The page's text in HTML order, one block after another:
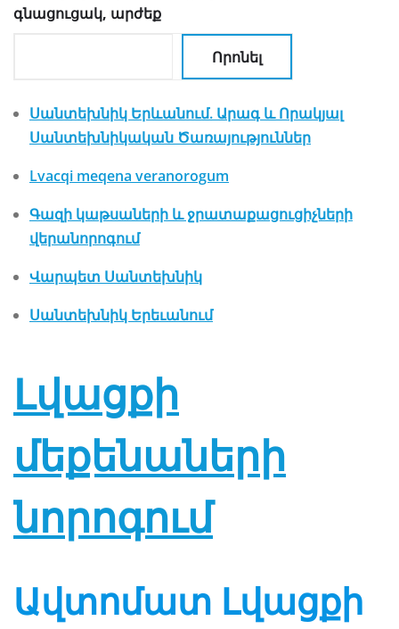
գնացուցակ, արժեք
Որոնել
Սանտեխնիկ Երևանում. Արագ և Որակյալ
Սանտեխնիկական Ծառայություններ
Lvacqi meqena veranorogum
Գազի կաթսաների և ջրատաքացուցիչների
վերանորոգում
Վարպետ Սանտեխնիկ
Սանտեխնիկ Երեւանում
Լվացքի
մեքենաների
նորոգում
Ավտոմատ Լվացքի